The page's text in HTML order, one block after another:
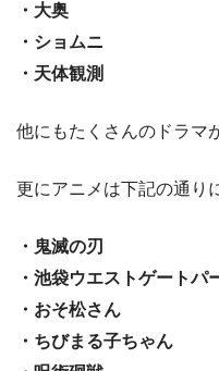
・大奥
・ショムニ
・天体観測
他にもたくさんのドラマ
更にアニメは下記の通り
・鬼滅の刃
・池袋ウエストゲートパ
・おそ松さん
・ちびまる子ちゃん